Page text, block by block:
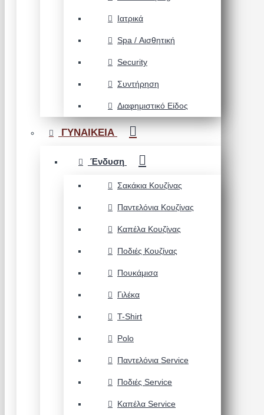
Ιατρικά
Spa / Αισθητική
Security
Συντήρηση
Διαφημιστικό Είδος
ΓΥΝΑΙΚΕΙΑ
Ένδυση
Σακάκια Κουζίνας
Παντελόνια Κουζίνας
Καπέλα Κουζίνας
Ποδιές Κουζίνας
Πουκάμισα
Γιλέκα
T-Shirt
Polo
Παντελόνια Service
Ποδιές Service
Καπέλα Service